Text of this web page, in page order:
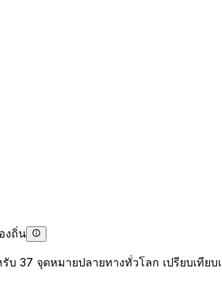
งถิ่น
บ 37 จุดหมายปลายทางทั่วโลก เปรียบเ